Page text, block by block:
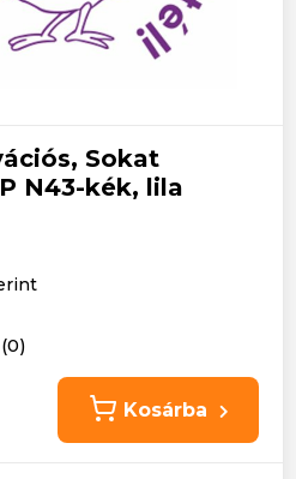
Sokat
N43-kék, lila
Kosárba